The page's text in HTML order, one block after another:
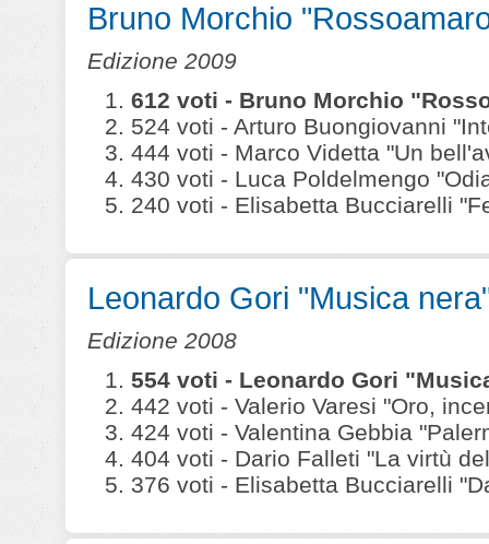
Bruno Morchio
Edizione 2009
612 voti - Bruno Morchio
524 voti - Arturo Buongiovanni
444 voti - Marco Videtta "Un
430 voti - Luca Poldelmengo
240 voti - Elisabetta Bucciarelli
Leonardo Gori "Musica
Edizione 2008
554 voti - Leonardo Gori
442 voti - Valerio Varesi "Oro,
424 voti - Valentina Gebbia
404 voti - Dario Falleti "La virtù
376 voti - Elisabetta Bucciarelli